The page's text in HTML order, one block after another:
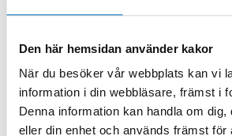
Den här hemsidan använder kakor
När du besöker vår webbplats kan vi
information i din webbläsare, främst i
Denna information kan handla om dig,
eller din enhet och används främst för
RAPPORT-FUNKTIONSHINDER
Nordiskt samarbete om högre